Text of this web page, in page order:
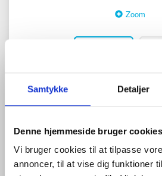
Samtykke Detaljer
Denne hjemmeside bruger cookies
Vi bruger cookies til at tilpasse
annoncer, til at vise dig funktioner
Zoom
640,00 DKK
800,00 DKK